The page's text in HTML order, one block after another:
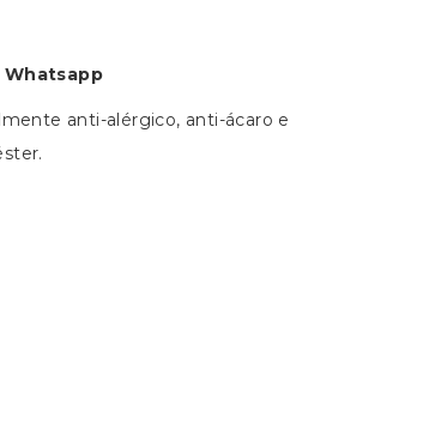
anti-alérgico, anti-ácaro e